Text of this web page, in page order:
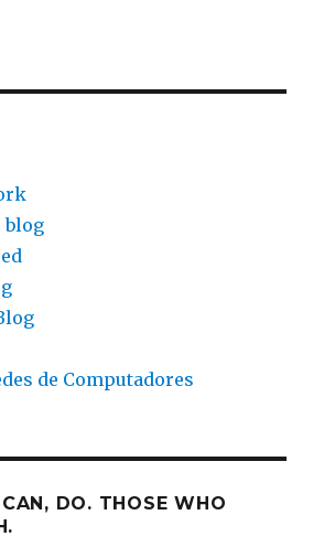
blog
de Computadores
DO. THOSE WHO